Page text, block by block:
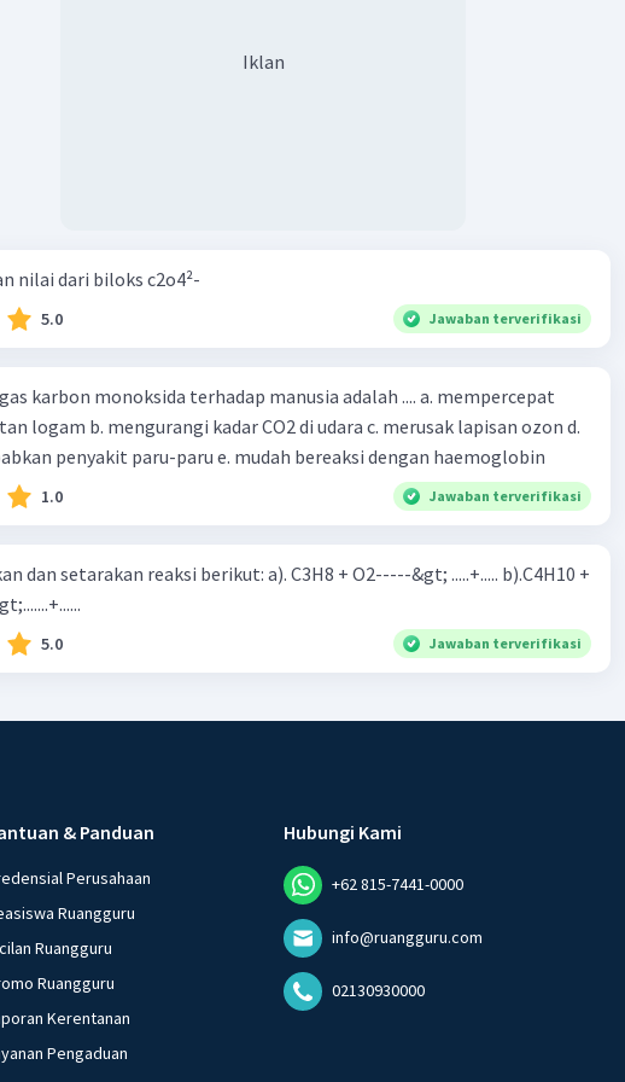
Iklan
nilai dari biloks c2o4²-
5.0 Jawaban terverifikasi
karbon monoksida terhadap manusia adalah .... a. mempercepat
CO2 di udara c. merusak lapisan ozon d.
menyebabkan penyakit paru-paru e. mudah bereaksi dengan haemoglobin
1.0 Jawaban terverifikasi
dan setarakan reaksi berikut: a). C3H8 + O2-----&gt; .....+..... b).C4H10 +
5.0 Jawaban terverifikasi
& Panduan
Perusahaan
Ruangguru
Ruangguru
Ruangguru
Kerentanan
Pengaduan
Hubungi Kami
+62 815-7441-0000
info@ruangguru.com
02130930000